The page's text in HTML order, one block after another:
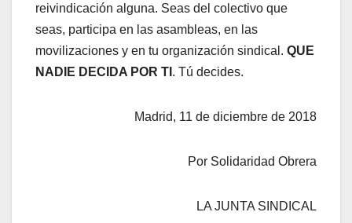
reivindicación alguna. Seas del colectivo que
seas, participa en las asambleas, en las
movilizaciones y en tu organización sindical. QUE
NADIE DECIDA POR TI . Tú decides.
Madrid, 11 de diciembre de 2018
Por Solidaridad Obrera
LA JUNTA SINDICAL